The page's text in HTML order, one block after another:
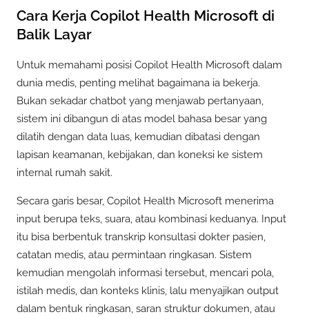
Cara Kerja Copilot Health Microsoft di
Balik Layar
Untuk memahami posisi Copilot Health Microsoft dalam
dunia medis, penting melihat bagaimana ia bekerja.
Bukan sekadar chatbot yang menjawab pertanyaan,
sistem ini dibangun di atas model bahasa besar yang
dilatih dengan data luas, kemudian dibatasi dengan
lapisan keamanan, kebijakan, dan koneksi ke sistem
internal rumah sakit.
Secara garis besar, Copilot Health Microsoft menerima
input berupa teks, suara, atau kombinasi keduanya. Input
itu bisa berbentuk transkrip konsultasi dokter pasien,
catatan medis, atau permintaan ringkasan. Sistem
kemudian mengolah informasi tersebut, mencari pola,
istilah medis, dan konteks klinis, lalu menyajikan output
dalam bentuk ringkasan, saran struktur dokumen, atau